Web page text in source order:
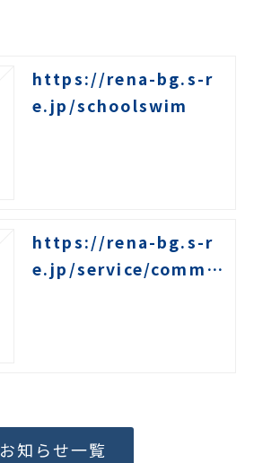
https://rena-bg.s-r
e.jp/schoolswim
https://rena-bg.s-r
e.jp/service/commu
お知らせ一覧